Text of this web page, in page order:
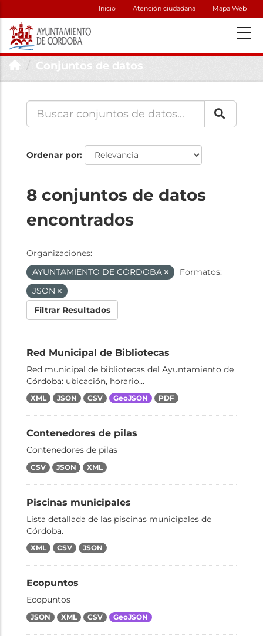
Inicio Atención ciudadana Mapa Web
Conjuntos de datos
Ordenar por
8 conjuntos de datos
encontrados
Organizaciones:
AYUNTAMIENTO DE CÓRDOBA
Formatos:
JSON
Filtrar Resultados
Red Municipal de Bibliotecas
Red municipal de bibliotecas del Ayuntamiento de
Córdoba: ubicación, horario...
XML JSON CSV GeoJSON PDF
Contenedores de pilas
Contenedores de pilas
CSV JSON XML
Piscinas municipales
Lista detallada de las piscinas municipales de
Córdoba.
XML CSV JSON
Ecopuntos
Ecopuntos
JSON XML CSV GeoJSON